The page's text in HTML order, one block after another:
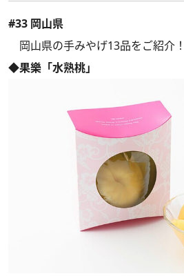
#33 岡山県
岡山県の手みやげ13品をご紹介！
◆果樂「水熟桃」